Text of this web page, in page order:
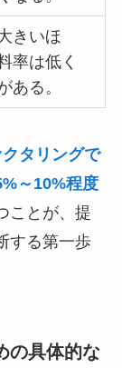
きいほ
率は低く
ある。
タリングで
～10%程度
ことが、提
する第一歩
の具体的な